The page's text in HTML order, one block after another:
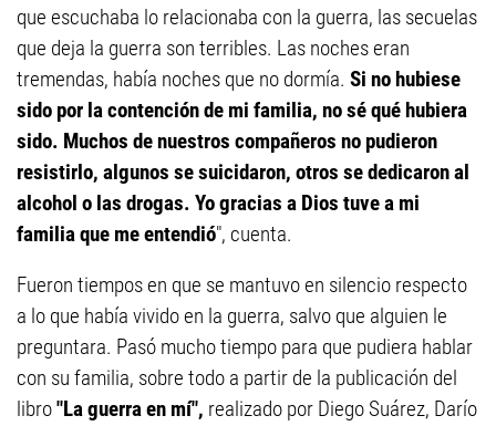
que escuchaba lo relacionaba con la guerra, las secuelas
que deja la guerra son terribles. Las noches eran
tremendas, había noches que no dormía. Si no hubiese
sido por la contención de mi familia, no sé qué hubiera
sido. Muchos de nuestros compañeros no pudieron
resistirlo, algunos se suicidaron, otros se dedicaron al
alcohol o las drogas. Yo gracias a Dios tuve a mi
familia que me entendió", cuenta.
Fueron tiempos en que se mantuvo en silencio respecto
a lo que había vivido en la guerra, salvo que alguien le
preguntara. Pasó mucho tiempo para que pudiera hablar
con su familia, sobre todo a partir de la publicación del
libro"La guerra en mí", realizado por Diego Suárez, Darío